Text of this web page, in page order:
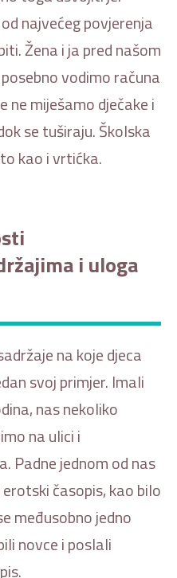
najvećeg povjerenja
Žena i ja pred našom
vodimo računa
miješamo dječake i
se tuširaju. Školska
kao i vrtićka.
i uloga
na koje djeca
svoj primjer. Imali
nas nekoliko
na ulici i
Padne jednom od nas
časopis, kao bilo
međusobno jedno
novce i poslali